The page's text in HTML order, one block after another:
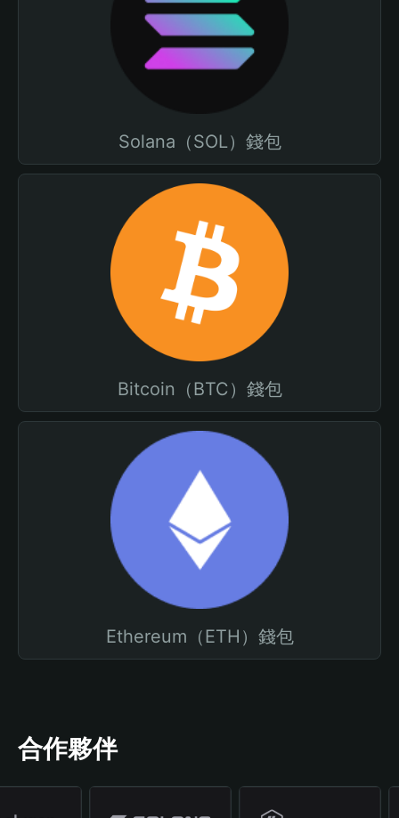
Solana（SOL）錢包
Bitcoin（BTC）錢包
Ethereum（ETH）錢包
合作夥伴